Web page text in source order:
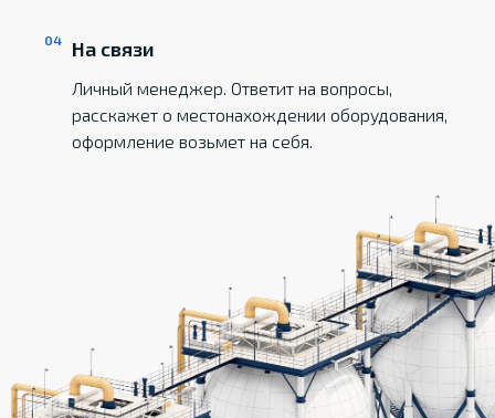
На связи
Личный менеджер. Ответит на вопросы,
расскажет о местонахождении оборудования,
оформление возьмет на себя.